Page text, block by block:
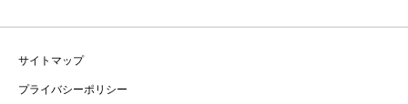
サイトマップ
プライバシーポリシー